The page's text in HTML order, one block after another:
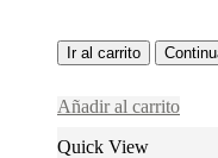
Ir al carrito
Añadir al carrito
Quick View